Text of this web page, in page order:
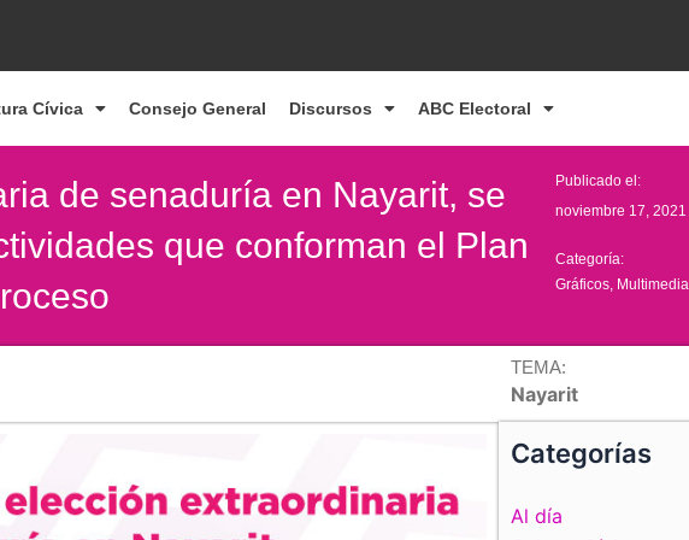
Cívica Consejo General Discursos ABC Electoral
de senaduría en Nayarit, se
que conforman el Plan
Publicado el:
noviembre 17, 2021
Categoría:
Gráficos Multimedia
TEMA:
Nayarit
Categorías
Al día